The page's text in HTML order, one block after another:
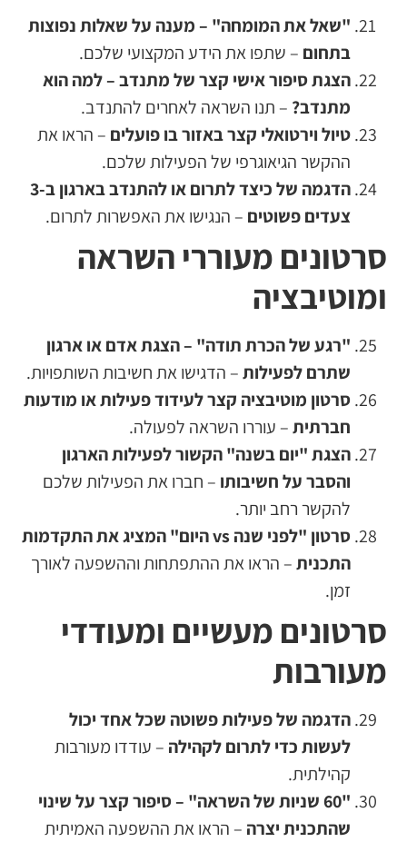
"שאל את המומחה" – מענה על שאלות נפוצות
בתחום – שתפו את הידע המקצועי שלכם.
הצגת סיפור אישי קצר של מתנדב – למה הוא
מתנדב? – תנו השראה לאחרים להתנדב.
טיול וירטואלי קצר באזור בו פועלים – הראו את
ההקשר הגיאוגרפי של הפעילות שלכם.
הדגמה של כיצד לתרום או להתנדב בארגון ב-3
צעדים פשוטים – הנגישו את האפשרות לתרום.
סרטונים מעוררי השראה
ומוטיבציה
"רגע של הכרת תודה" – הצגת אדם או ארגון
שתרם לפעילות– הדגישו את חשיבות השותפויות.
סרטון מוטיבציה קצר לעידוד פעילות או מודעות
חברתית– עוררו השראה לפעולה.
הצגת "יום בשנה" הקשור לפעילות הארגון
והסבר על חשיבותו – חברו את הפעילות שלכם
להקשר רחב יותר.
סרטון "לפני שנה vs היום" המציג את התקדמות
התכנית– הראו את ההתפתחות וההשפעה לאורך
זמן.
סרטונים מעשיים ומעודדי
מעורבות
הדגמה של פעילות פשוטה שכל אחד יכול
לעשות כדי לתרום לקהילה – עודדו מעורבות
קהילתית.
"60 שניות של השראה" – סיפור קצר על שינוי
שהתכנית יצרה – הראו את ההשפעה האמיתית